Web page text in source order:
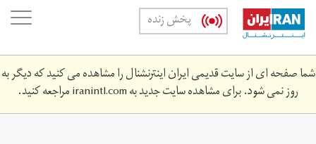
Skip
main
content
پخش زنده
شما صفحه ای از سایت قدیمی ایران اینترنشنال را مشاهده می کنید که دیگر به
روز نمی شود. برای مشاهده سایت جدید بهiranintl.comمراجعه کنید.